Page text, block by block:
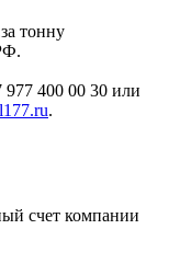
тонну
977 400 00 30 или
.
счет компании